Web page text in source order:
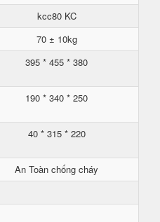
kcc80 KC
70 ± 10kg
395 * 455 * 380
190 * 340 * 250
40 * 315 * 220
An Toàn chống cháy